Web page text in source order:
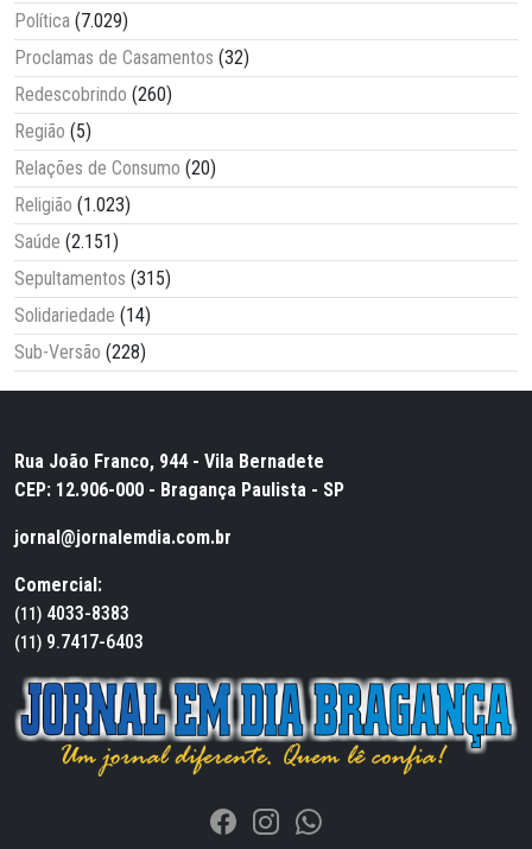
Política (7.029)
Proclamas de Casamentos (32)
Redescobrindo (260)
Região (5)
Relações de Consumo (20)
Religião (1.023)
Saúde (2.151)
Sepultamentos (315)
Solidariedade (14)
Sub-Versão (228)
Rua João Franco, 944 - Vila Bernadete
CEP: 12.906-000 - Bragança Paulista - SP
jornal@jornalemdia.com.br
Comercial:
(11) 4033-8383
(11) 9.7417-6403